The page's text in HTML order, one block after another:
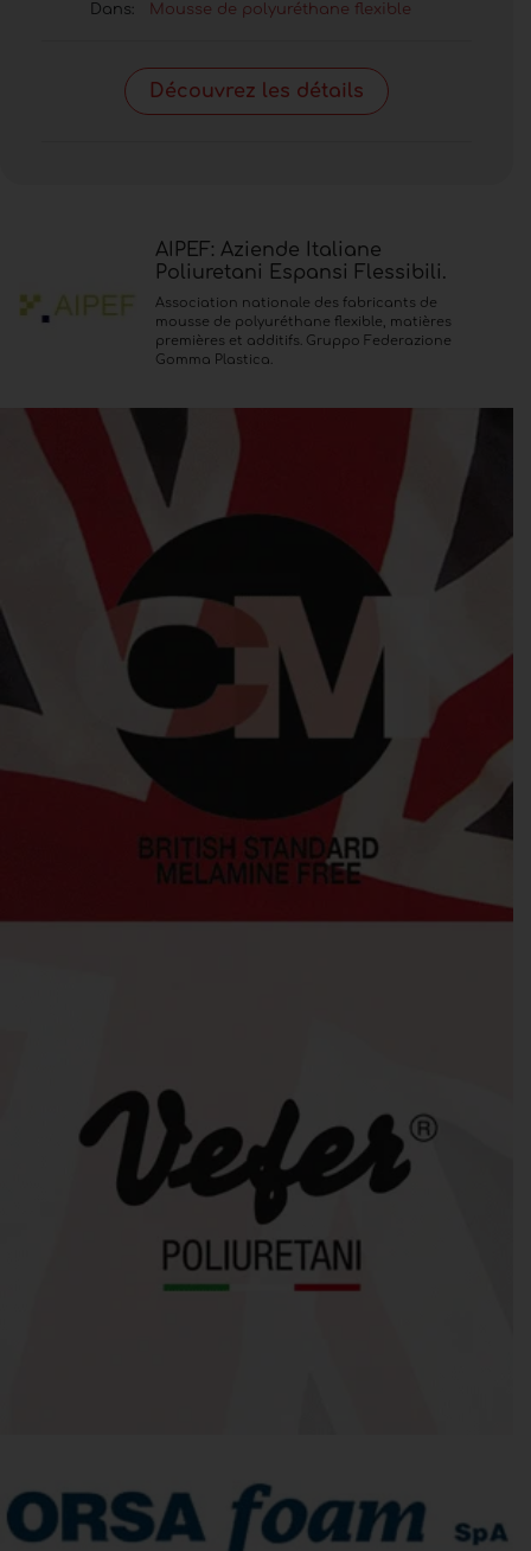
Dans: Mousse de polyuréthane flexible
Découvrez les détails
AIPEF: Aziende Italiane
Poliuretani Espansi Flessibili.
Association nationale des fabricants de
mousse de polyuréthane flexible, matières
premières et additifs. Gruppo Federazione
Gomma Plastica.